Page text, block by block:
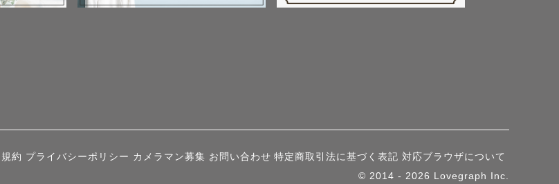
舌鳥八幡宮、服部天神宮、江坂神社、茨木神社、神服神社、伊
約 プライバシーポリシー カメラマン募集 お問い合わせ 特定商取引法に基づく表記 対応ブラウザについて
© 2014 - 2026 Lovegraph Inc.